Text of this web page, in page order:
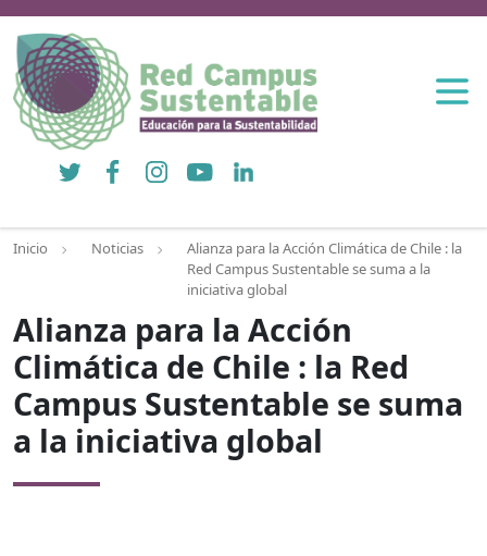
Twitter FacebookInstagramYouTubeLinkedIn
Inicio Noticias
Alianza para la Acción Climática de Chile : la
Red Campus Sustentable se suma a la
iniciativa global
Alianza para la Acción
Climática de Chile : la Red
Campus Sustentable se suma
a la iniciativa global